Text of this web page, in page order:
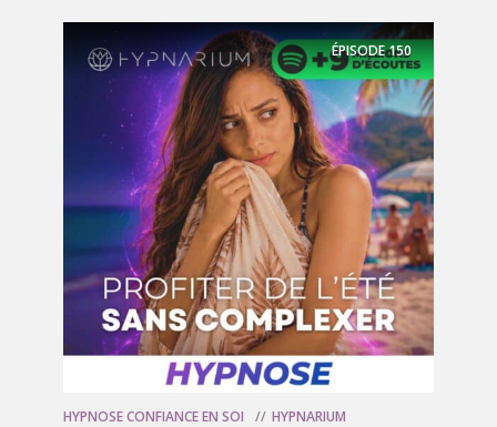
Rejoignez la discussion
Commenter
Nom*
E-mail*
ÉPISODE150
HYPNOSE CONFIANCE EN SOI HYPNARIUM